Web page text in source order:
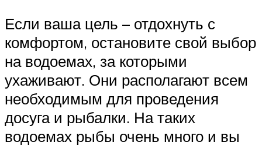
Если ваша цель – отдохнуть с
комфортом, остановите свой выбор
на водоемах, за которыми
ухаживают. Они располагают всем
необходимым для проведения
досуга и рыбалки. На таких
водоемах рыбы очень много и вы